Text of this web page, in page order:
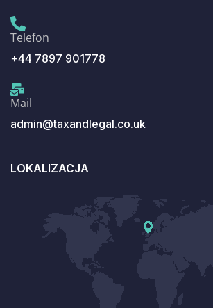
Telefon
+44 7897 901778
Mail
admin@taxandlegal.co.uk
LOKALIZACJA